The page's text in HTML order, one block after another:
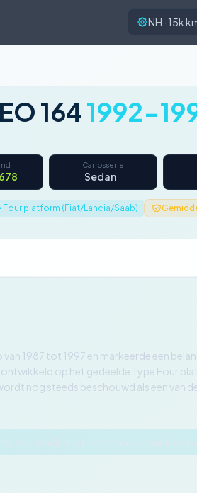
NH · 15k
1641992-
Carrosserie
Sedan
Four platform (Fiat/Lancia/Saab)
1987 tot 1997 en markeerde een
op het gedeelde Type Four
nog steeds beschouwd als een van